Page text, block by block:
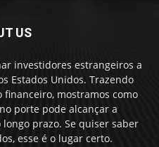
US
investidores estrangeiros a
Estados Unidos. Trazendo
financeiro, mostramos como
porte pode alcançar a
prazo. Se quiser saber
esse é o lugar certo.